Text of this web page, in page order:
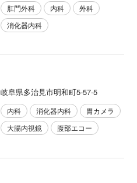
肛門外科 内科
外科
消化器内科
岐阜県多治見市明和町5-57-5
内科 消化器内科
胃カメラ
大腸内視鏡
腹部エコー